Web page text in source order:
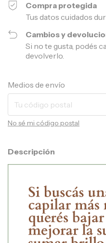
Compra protegida
Tus datos cuidados
Cambios y
Si no te gusta, podés
devolverlo.
Entregas para el CP:
Medios de envío
No sé mi código postal
Descripción